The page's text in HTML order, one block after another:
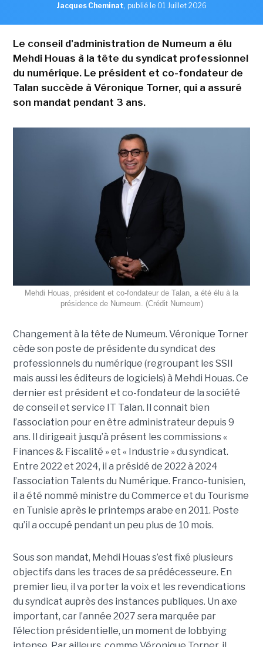
Jacques Cheminat, publié le 01 Juillet 2026
Le conseil d'administration de Numeum a élu
Mehdi Houas à la tête du syndicat professionnel
du numérique. Le président et co-fondateur de
Talan succède à Véronique Torner, qui a assuré
son mandat pendant 3 ans.
Mehdi Houas, président et co-fondateur de Talan, a été élu à la
présidence de Numeum. (Crédit Numeum)
Changement à la tête de Numeum. Véronique Torner
cède son poste de présidente du syndicat des
professionnels du numérique (regroupant les SSII
mais aussi les éditeurs de logiciels) à Mehdi Houas. Ce
dernier est président et co-fondateur de la société
de conseil et service IT Talan. Il connait bien
l’association pour en être administrateur depuis 9
ans. Il dirigeait jusqu’à présent les commissions «
Finances & Fiscalité » et « Industrie » du syndicat.
Entre 2022 et 2024, il a présidé de 2022 à 2024
l’association Talents du Numérique. Franco-tunisien,
il a été nommé ministre du Commerce et du Tourisme
en Tunisie après le printemps arabe en 2011. Poste
qu’il a occupé pendant un peu plus de 10 mois.
Sous son mandat, Mehdi Houas s’est fixé plusieurs
objectifs dans les traces de sa prédécesseure. En
premier lieu, il va porter la voix et les revendications
du syndicat auprès des instances publiques. Un axe
important, car l’année 2027 sera marquée par
l’élection présidentielle, un moment de lobbying